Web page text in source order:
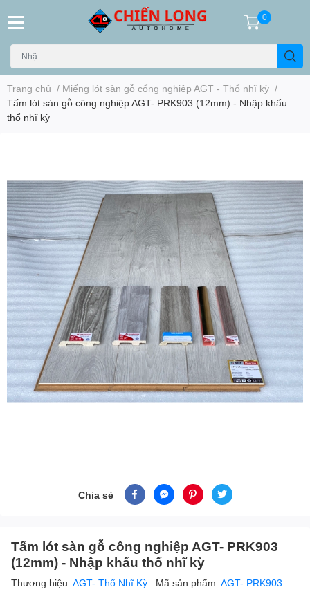
0
Trang chủ / Miếng lót sàn gỗ cổng nghiệp AGT - Thổ nhĩ kỳ /
Tấm lót sàn gỗ công nghiệp AGT- PRK903 (12mm) - Nhập khẩu
thổ nhĩ kỳ
Chia sẻ
Tấm lót sàn gỗ công nghiệp AGT- PRK903
(12mm) - Nhập khẩu thổ nhĩ kỳ
Thương hiệu: AGT- Thổ Nhĩ Kỳ Mã sản phẩm: AGT- PRK903